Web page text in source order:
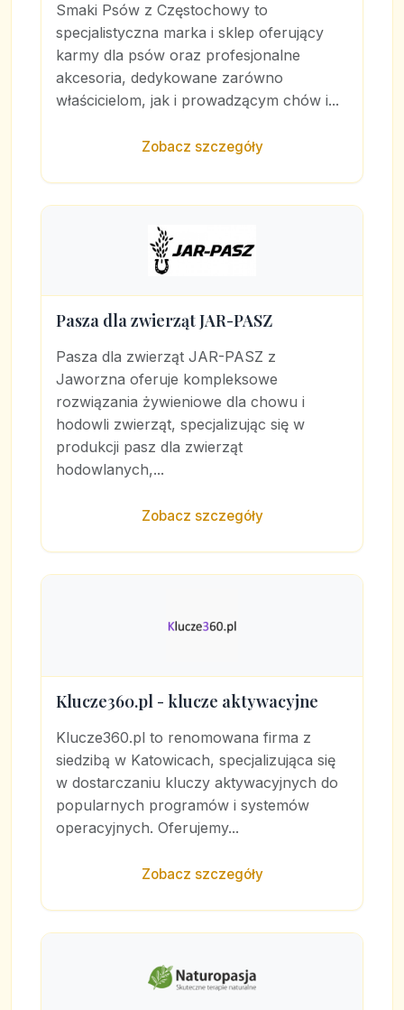
Smaki Psów z Częstochowy to
specjalistyczna marka i sklep oferujący
karmy dla psów oraz profesjonalne
akcesoria, dedykowane zarówno
właścicielom, jak i prowadzącym chów i...
Zobacz szczegóły
Pasza dla zwierząt JAR-PASZ
Pasza dla zwierząt JAR-PASZ z
Jaworzna oferuje kompleksowe
rozwiązania żywieniowe dla chowu i
hodowli zwierząt, specjalizując się w
produkcji pasz dla zwierząt
hodowlanych,...
Zobacz szczegóły
Klucze360.pl - klucze aktywacyjne
Klucze360.pl to renomowana firma z
siedzibą w Katowicach, specjalizująca się
w dostarczaniu kluczy aktywacyjnych do
popularnych programów i systemów
operacyjnych. Oferujemy...
Zobacz szczegóły